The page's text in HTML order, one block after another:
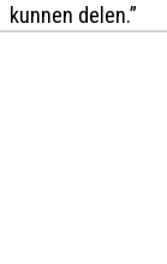
kunnen delen.”